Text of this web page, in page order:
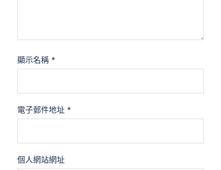
顯示名稱 *
電子郵件地址 *
個人網站網址